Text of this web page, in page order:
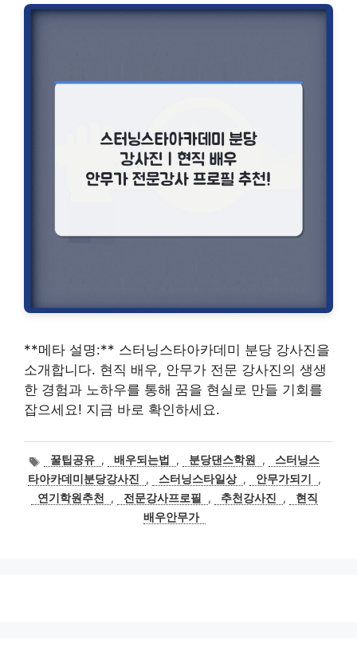
**메타 설명:** 스터닝스타아카데미 분당 강사진을
소개합니다. 현직 배우, 안무가 전문 강사진의 생생
한 경험과 노하우를 통해 꿈을 현실로 만들 기회를
잡으세요! 지금 바로 확인하세요.
태
그
꿀팁공유 , 배우되는법 , 분당댄스학원 ,
스터닝스
타아카데미분당강사진
, 스터닝스타일상 , 안무가되기
,
연기학원추천
, 전문강사프로필 , 추천강사진 ,
현직
배우안무가